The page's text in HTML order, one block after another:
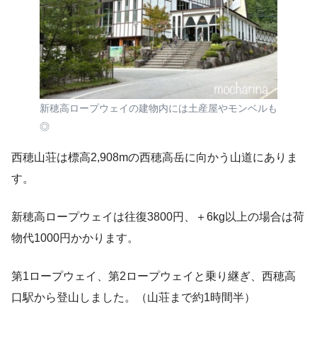
新穂高ロープウェイの建物内には土産屋やモンベルも
◎
西穂山荘は標高2,908mの西穂高岳に向かう山道にありま
す。
新穂高ロープウェイは往復3800円、＋6kg以上の場合は荷
物代1000円かかります。
第1ロープウェイ、第2ロープウェイと乗り継ぎ、西穂高
口駅から登山しました。（山荘まで約1時間半）